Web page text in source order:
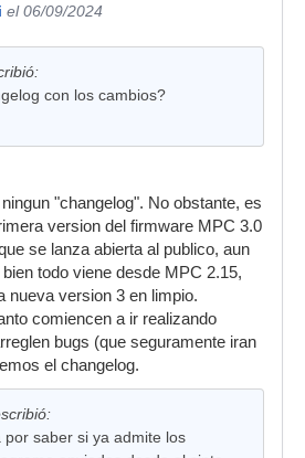
el 06/09/2024
con los cambios?
"changelog". No obstante, es
version del firmware MPC 3.0
se lanza abierta al publico, aun
todo viene desde MPC 2.15,
nueva version 3 en limpio.
comiencen a ir realizando
bugs (que seguramente iran
el changelog.
por saber si ya admite los